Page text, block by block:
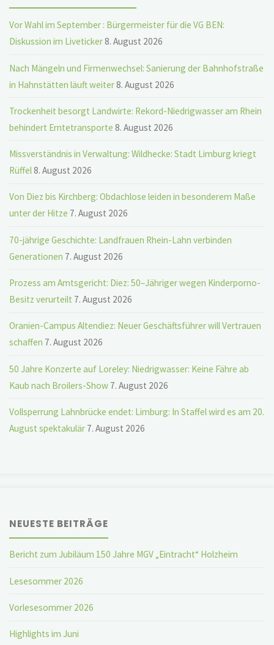
Vor Wahl im September : Bürgermeister für die VG BEN:
Diskussion im Liveticker8. August 2026
Nach Mängeln und Firmenwechsel: Sanierung der Bahnhofstraße
in Hahnstätten läuft weiter8. August 2026
Trockenheit besorgt Landwirte: Rekord-Niedrigwasser am Rhein
behindert Erntetransporte 8. August 2026
Missverständnis in Verwaltung: Wildhecke: Stadt Limburg kriegt
Rüffel8. August 2026
Von Diez bis Kirchberg: Obdachlose leiden in besonderem Maße
unter der Hitze 7. August 2026
70-jährige Geschichte: Landfrauen Rhein-Lahn verbinden
Generationen 7. August 2026
Prozess am Amtsgericht: Diez: 50–Jähriger wegen Kinderporno-
Besitz verurteilt 7. August 2026
Oranien-Campus Altendiez: Neuer Geschäftsführer will Vertrauen
schaffen 7. August 2026
50 Jahre Konzerte auf Loreley: Niedrigwasser: Keine Fähre ab
Kaub nach Broilers-Show 7. August 2026
Vollsperrung Lahnbrücke endet: Limburg: In Staffel wird es am 20.
August spektakulär 7. August 2026
NEUESTE BEITRÄGE
Bericht zum Jubiläum 150 Jahre MGV „Eintracht“ Holzheim
Lesesommer 2026
Vorlesesommer 2026
Highlights im Juni